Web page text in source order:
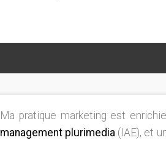
Ma pratique marketing est
management plurimedia (IAE), et